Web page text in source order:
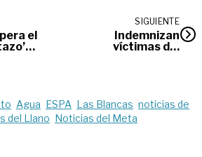
el
SIGUIENTE
Indemnizan
víctimas del
Agua ESPA Las Blancas noticias de
del Llano Noticias del Meta